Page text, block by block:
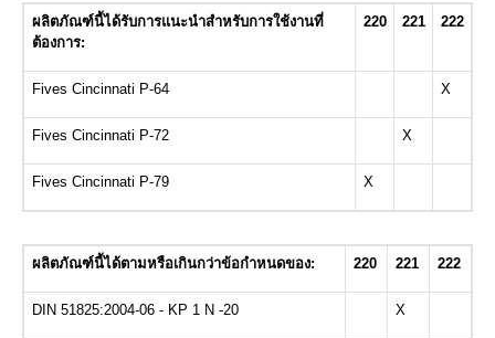
ผลิตภัณฑ์นี้ได้รับการแนะนำสำหรับการใช้งานที่
ต้องการ:
220 221 222
Fives Cincinnati P-64 X
Fives Cincinnati P-72 X
Fives Cincinnati P-79 X
ผลิตภัณฑ์นี้ได้ตามหรือเกินกว่าข้อกำหนดของ: 220 221 222
DIN 51825:2004-06 - KP 1 N -20 X